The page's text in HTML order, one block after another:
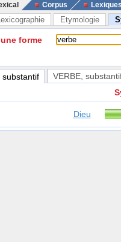
Corpus
Etymologie
forme
, substantif VERBE,
Dieu